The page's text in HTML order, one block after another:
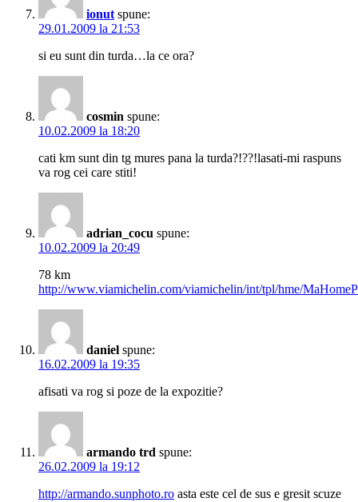
ionut spune:
29.01.2009 la 21:53
si eu sunt din turda…la ce ora?
cosmin spune:
10.02.2009 la 18:20
cati km sunt din tg mures pana la turda?!??!lasati-mi raspuns
va rog cei care stiti!
adrian_cocu spune:
10.02.2009 la 20:49
78 km
http://www.viamichelin.com/viamichelin/int/tpl/hme/
daniel spune:
16.02.2009 la 19:35
afisati va rog si poze de la expozitie?
armando trd spune:
26.02.2009 la 19:12
http://armando.sunphoto.ro asta este cel de sus e gresit scuze